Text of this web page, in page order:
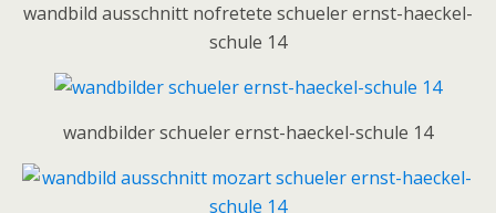
wandbild ausschnitt nofretete schueler ernst-haeckel-
schule 14
wandbilder schueler ernst-haeckel-schule 14